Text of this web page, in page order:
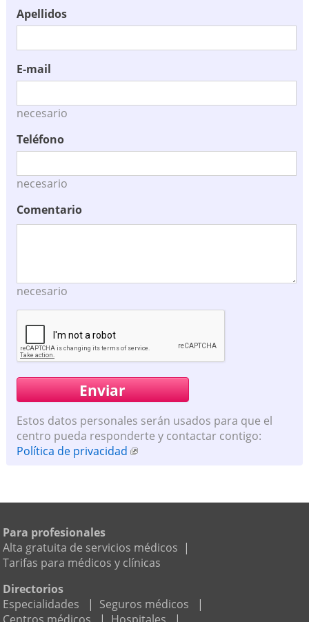
Apellidos
E-mail
necesario
Teléfono
necesario
Comentario
necesario
Estos datos personales serán usados para que el
centro pueda responderte y contactar contigo:
Política de privacidad
Para profesionales
Alta gratuita de servicios médicos |
Tarifas para médicos y clínicas
Directorios
Especialidades
| Seguros médicos
|
Centros médicos
| Hospitales |